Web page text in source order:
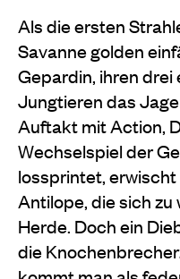
Als die ersten
Savanne golden
Gepardin, ihren drei
Jungtieren das
Auftakt mit Action,
Wechselspiel der
lossprintet,
Antilope, die sich
Herde. Doch ein
die